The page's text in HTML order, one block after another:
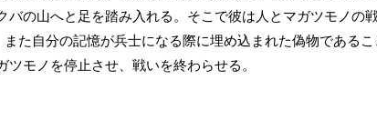
バの山へと足を踏み入れる。そこで彼は人とマガツモノの
また自分の記憶が兵士になる際に埋め込まれた偽物である
ツモノを停止させ、戦いを終わらせる。